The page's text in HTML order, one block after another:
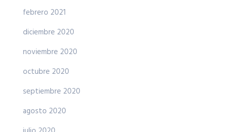
febrero 2021
diciembre 2020
noviembre 2020
octubre 2020
septiembre 2020
agosto 2020